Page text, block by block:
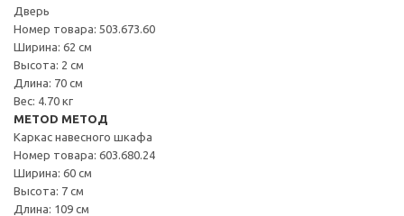
Дверь
Номер товара: 503.673.60
Ширина: 62 см
Высота: 2 см
Длина: 70 см
Вес: 4.70 кг
METOD МЕТОД
Каркас навесного шкафа
Номер товара: 603.680.24
Ширина: 60 см
Высота: 7 см
Длина: 109 см